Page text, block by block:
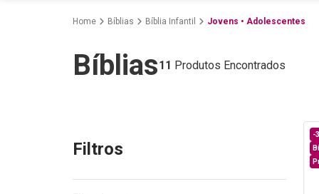
Bíblias Bíblia Infantil Jovens • Adolescentes
Bíblias11 Produtos Encontrados
Filtros
-